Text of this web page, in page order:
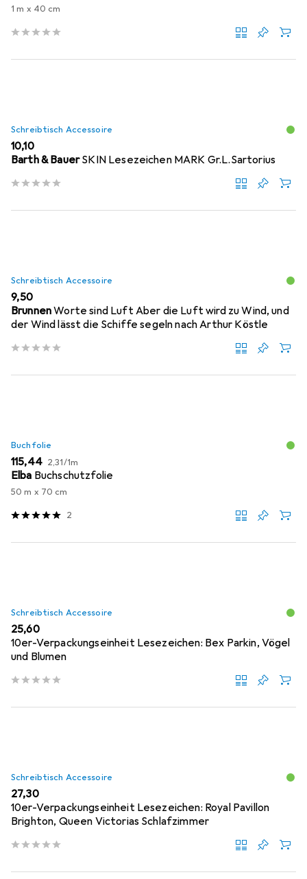
1 m x 40 cm
Schreibtisch Accessoire
EUR
10,10
Barth & BauerSKIN Lesezeichen MARK Gr.L.Sartorius
Schreibtisch Accessoire
EUR
9,50
BrunnenWorte sind Luft Aber die Luft wird zu Wind, und
der Wind lässt die Schiffe segeln nach Arthur Köstle
Buchfolie
EUR
115,44 EUR
2,31/1m
Elba Buchschutzfolie
50 m x 70 cm
2
Schreibtisch Accessoire
EUR
25,60
10er-Verpackungseinheit Lesezeichen: Bex Parkin, Vögel
und Blumen
Schreibtisch Accessoire
EUR
27,30
10er-Verpackungseinheit Lesezeichen: Royal Pavillon
Brighton, Queen Victorias Schlafzimmer